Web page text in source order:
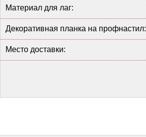
Материал для лаг:
Декоративная планка на профнастил:
Место доставки: